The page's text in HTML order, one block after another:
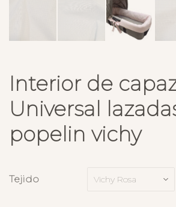
Interior de
Universal
popelin vichy
Tejido